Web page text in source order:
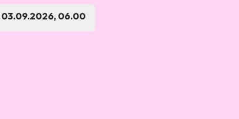
03.09.2026, 06.00